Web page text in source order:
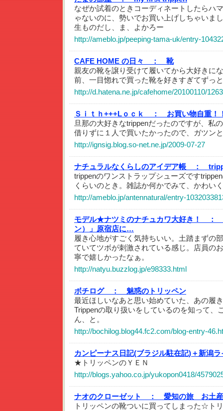
なぜか試着のときコーディネートしたらハ
ゃないのに、勢いでお買い上げしちゃいま
生ものだし、ま、よかろー
http://ameblo.jp/peeping-tama-uk/entry-
CAFE HOME の日々 ：
靴
親友の靴を譲り受けて履いてから大好きに
前、一目惚れで買った靴を好きすぎてずっ
http://d.hatena.ne.jp/cafehome/20100110/
Ｓｉｔｈ+++Lｏｃｋ ：
お買い物自重！
旦那の大好きなtrippenだったのですが、私
借りずに１人で買いたかったので、ガツン
http://ignsig.blog.so-net.ne.jp/2009-07-27
ナチュラルなくらしのアイデア帳 ：
trippenのワンストラップシューズです
くらいのとき。雑誌か何かでみて、かわい
http://ameblo.jp/antennatural/entry-
モデル★ナツミのナチュカワ大好き！ ：
ン）」原宿店に…
履き心地がすごく気持ちいい。土踏まずの
ていてツボが刺激されている感じ。店員の
寧で嬉しかったなぁ。
http://natyu.buzzlog.jp/e98333.html
ボチログ ：
魅惑のトリッペン
最近ほしいなあと思い始めていた、あの履
Trippenの取り扱いをしているのを知って、
ん、と。
http://bochilog.blog44.fc2.com/blog-entry-
カンピーナス日記(ブラジル駐在記)＋新潟
★トリッペンのＹＥＮ
http://blogs.yahoo.co.jp/yukopon0418/
ナオのクローゼット ：
愛知の旅 お土産
トリッペンの靴ついに買ってしまった☆ト